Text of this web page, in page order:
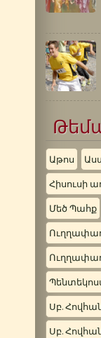
Աթոս
Հիսուսի
Մեծ Պահք
Սբ.
Սբ.